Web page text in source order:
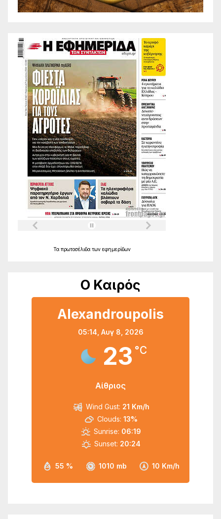
Τα πρωτοσέλιδα των εφημερίδων
Ο Καιρός
Alexandroupolis
05:14, Αυγ 8, 2026
23 °C
Αίθριος
55 % 1010 mb 10 Km/h
Wind Gust: 21 Km/h
Clouds: 13%
Sunrise: 06:19
Sunset: 20:24